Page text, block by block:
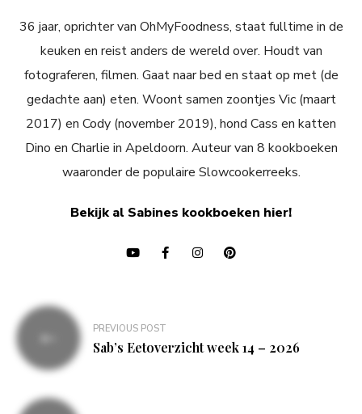
36 jaar, oprichter van OhMyFoodness, staat fulltime in de
keuken en reist anders de wereld over. Houdt van
fotograferen, filmen. Gaat naar bed en staat op met (de
gedachte aan) eten. Woont samen zoontjes Vic (maart
2017) en Cody (november 2019), hond Cass en katten
Dino en Charlie in Apeldoorn. Auteur van 8 kookboeken
waaronder de populaire Slowcookerreeks.
Bekijk al Sabines kookboeken hier!
Bericht
navigatie
PREVIOUS POST
Sab’s Eetoverzicht week 14 – 2026